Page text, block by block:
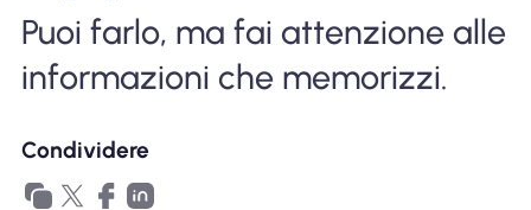
Puoi farlo, ma fai attenzione alle
informazioni che memorizzi.
Condividere